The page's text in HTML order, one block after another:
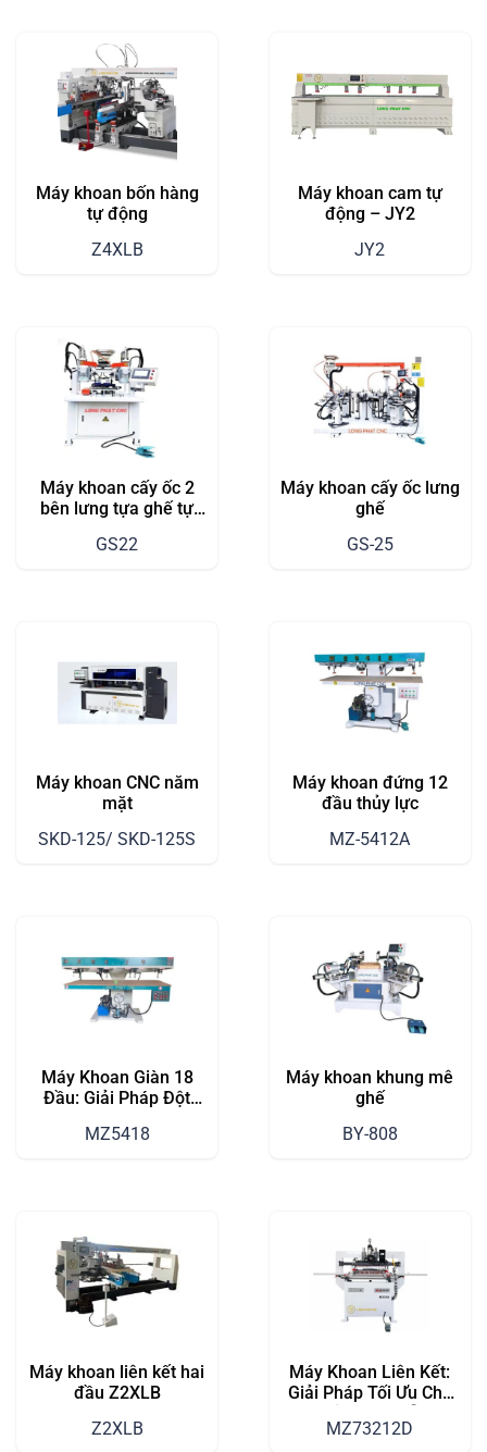
Máy khoan bốn hàng
tự động
Z4XLB
Máy khoan cam tự
động – JY2
JY2
Máy khoan cấy ốc 2
bên lưng tựa ghế tự
GS22
Máy khoan cấy ốc lưng
ghế
GS-25
Máy khoan CNC năm
mặt
SKD-125/ SKD-125S
Máy khoan đứng 12
đầu thủy lực
MZ-5412A
Máy Khoan Giàn 18
Đầu: Giải Pháp Đột
Khoan Công Nghiệp
MZ5418
Máy khoan khung mê
ghế
BY-808
Máy khoan liên kết hai
đầu Z2XLB
Z2XLB
Máy Khoan Liên Kết:
Giải Pháp Tối Ưu Cho
MZ73212D